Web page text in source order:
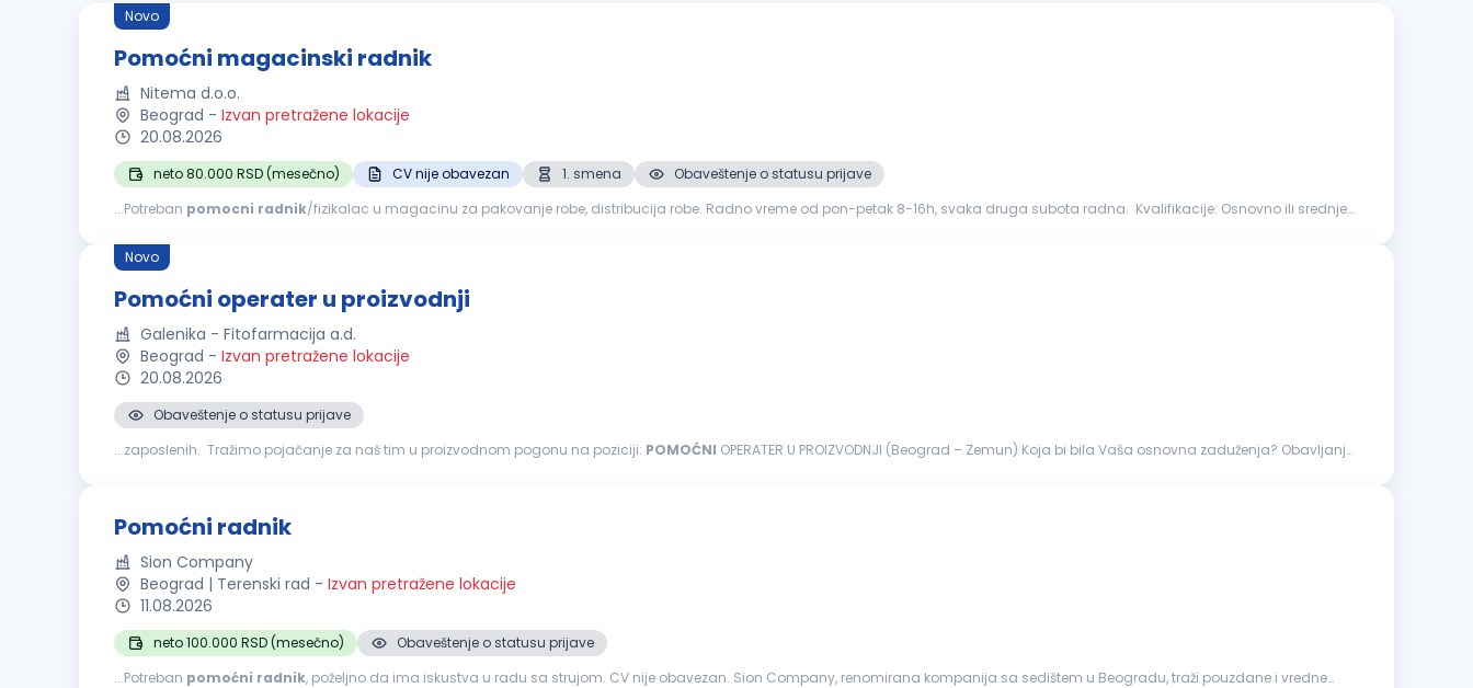
Novo
Pomoćni magacinski radnik
Nitema d.o.o.
Beograd - Izvan pretražene lokacije
20.08.2026
neto 80.000 RSD (mesečno) CV nije obavezan 1. smena
Obaveštenje o statusu prijave
...Potreban pomocni radnik/fizikalac u magacinu za pakovanje robe, distribucija robe. Radno vreme od pon-petak 8-16h, svaka druga subota radna. Kvalifikacije: Osnovno ili srednje
Novo
Pomoćni operater u proizvodnji
Galenika - Fitofarmacija a.d.
Beograd - Izvan pretražene lokacije
20.08.2026
Obaveštenje o statusu prijave
...zaposlenih. Tražimo pojačanje za naš tim u proizvodnom pogonu na poziciji: POMOĆNI OPERATER U PROIZVODNJI (Beograd – Zemun) Koja bi bila Vaša osnovna zaduženja? Obavljanje
Pomoćni radnik
Sion Company
Beograd | Terenski rad - Izvan pretražene lokacije
11.08.2026
neto 100.000 RSD (mesečno)
Obaveštenje o statusu prijave
...Potreban pomoćni radnik, poželjno da ima iskustva u radu sa strujom. CV nije obavezan. Sion Company, renomirana kompanija sa sedištem u Beogradu, traži pouzdane i vredne